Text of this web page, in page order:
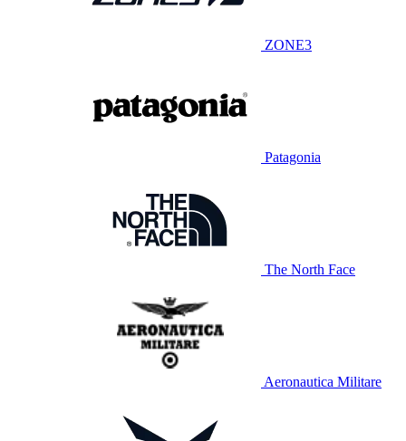
ZONE3
Patagonia
The North Face
Aeronautica Militare